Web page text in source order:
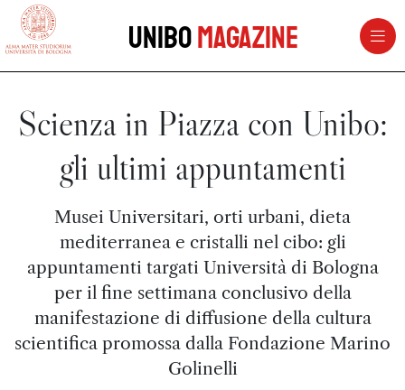
vai al contenuto della pagina
UniboMagazine
Scienza in Piazza con Unibo:
gli ultimi appuntamenti
Musei Universitari, orti urbani, dieta
mediterranea e cristalli nel cibo: gli
appuntamenti targati Università di Bologna
per il fine settimana conclusivo della
manifestazione di diffusione della cultura
scientifica promossa dalla Fondazione Marino
Golinelli